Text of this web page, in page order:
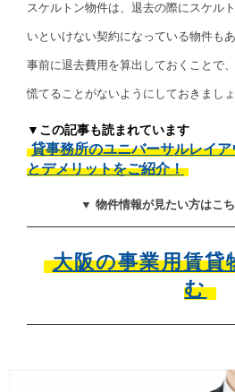
スケルトン物件は、退去の際にスケル
いといけない契約になっている物件もあ
事前に退去費用を算出しておくことで
慌てることがないようにしておきましょ
▼この記事も読まれています
貸事務所のユニバーサルレイ
とデメリットをご紹介！
▼ 物件情報が見たい方はこ
大阪の事業用賃貸
む